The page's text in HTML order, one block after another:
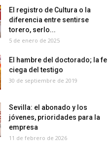
El registro de Cultura o la
diferencia entre sentirse
torero, serlo...
5 de enero de 2025
El hambre del doctorado; la fe
ciega del testigo
30 de septiembre de 2019
Sevilla: el abonado y los
jóvenes, prioridades para la
empresa
11 de febrero de 2026